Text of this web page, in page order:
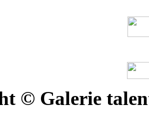
© Galerie